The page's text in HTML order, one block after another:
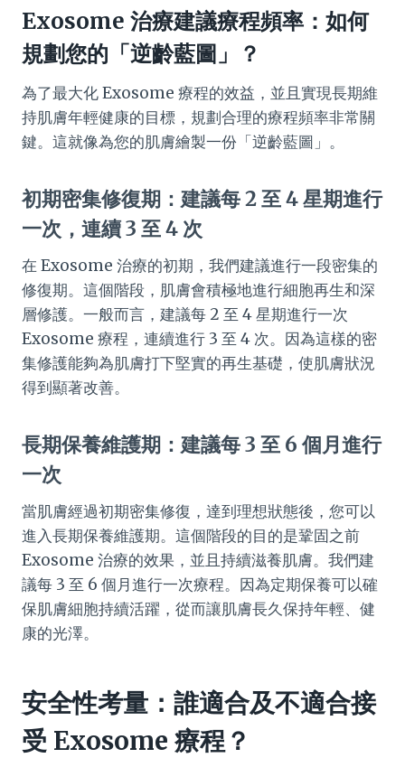
Exosome 治療建議療程頻率：如何
規劃您的「逆齡藍圖」？
為了最大化 Exosome 療程的效益，並且實現長期維
持肌膚年輕健康的目標，規劃合理的療程頻率非常關
鍵。這就像為您的肌膚繪製一份「逆齡藍圖」。
初期密集修復期：建議每 2 至 4 星期進行
一次，連續 3 至 4 次
在 Exosome 治療的初期，我們建議進行一段密集的
修復期。這個階段，肌膚會積極地進行細胞再生和深
層修護。一般而言，建議每 2 至 4 星期進行一次
Exosome 療程，連續進行 3 至 4 次。因為這樣的密
集修護能夠為肌膚打下堅實的再生基礎，使肌膚狀況
得到顯著改善。
長期保養維護期：建議每 3 至 6 個月進行
一次
當肌膚經過初期密集修復，達到理想狀態後，您可以
進入長期保養維護期。這個階段的目的是鞏固之前
Exosome 治療的效果，並且持續滋養肌膚。我們建
議每 3 至 6 個月進行一次療程。因為定期保養可以確
保肌膚細胞持續活躍，從而讓肌膚長久保持年輕、健
康的光澤。
安全性考量：誰適合及不適合接
受 Exosome 療程？